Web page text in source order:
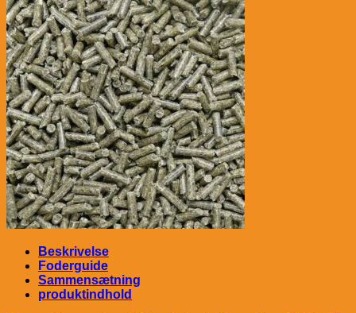
Beskrivelse
Foderguide
Sammensætning
produktindhold